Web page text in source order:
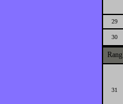
29
30
Rang
31